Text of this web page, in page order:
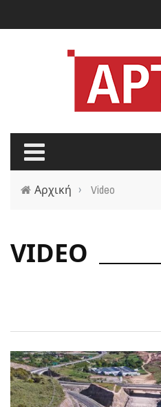
Αρχική › Video
VIDEO